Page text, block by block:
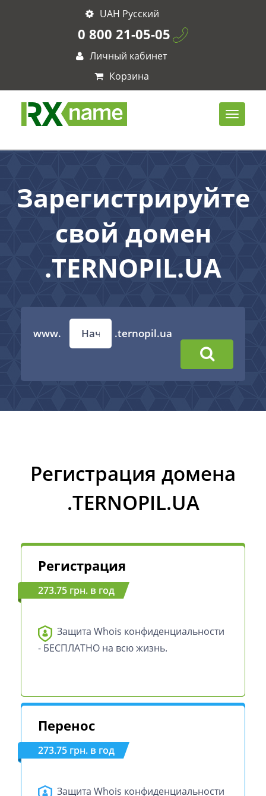
UAH Русский
0 800 21-05-05
Личный кабинет
Корзина
Зарегистрируйте
свой домен
.TERNOPIL.UA
www. .ternopil.ua
Регистрация домена
.TERNOPIL.UA
Регистрация
273.75 грн. в год
Защита Whois конфиденциальности
- БЕСПЛАТНО на всю жизнь.
Перенос
273.75 грн. в год
Защита Whois конфиденциальности